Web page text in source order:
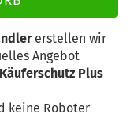
erstellen wir
Angebot
Plus
keine Roboter